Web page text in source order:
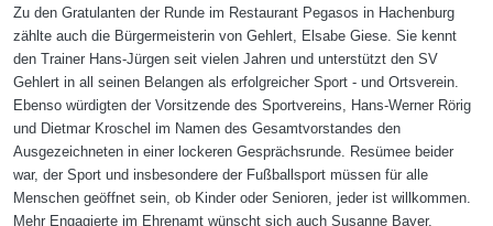
Zu den Gratulanten der Runde im Restaurant Pegasos in Hachenburg
zählte auch die Bürgermeisterin von Gehlert, Elsabe Giese. Sie kennt
den Trainer Hans-Jürgen seit vielen Jahren und unterstützt den SV
Gehlert in all seinen Belangen als erfolgreicher Sport - und Ortsverein.
Ebenso würdigten der Vorsitzende des Sportvereins, Hans-Werner Rörig
und Dietmar Kroschel im Namen des Gesamtvorstandes den
Ausgezeichneten in einer lockeren Gesprächsrunde. Resümee beider
war, der Sport und insbesondere der Fußballsport müssen für alle
Menschen geöffnet sein, ob Kinder oder Senioren, jeder ist willkommen.
Mehr Engagierte im Ehrenamt wünscht sich auch Susanne Bayer,